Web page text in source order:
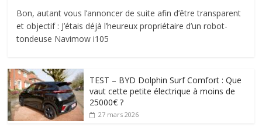
Bon, autant vous l’annoncer de suite afin d’être transparent
et objectif : J’étais déjà l’heureux propriétaire d’un robot-
tondeuse Navimow i105
TEST – BYD Dolphin Surf Comfort : Que
vaut cette petite électrique à moins de
25000€ ?
27 mars 2026